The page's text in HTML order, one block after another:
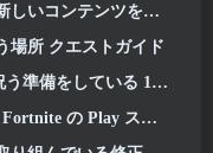
ディセンダント 3 月アップデート
場所 クエストガイド
アニバーサリーイベントあり
トアへの復帰を記念して